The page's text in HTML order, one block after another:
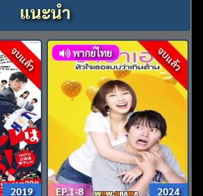
แนะนำ
จบแล้ว
2019
จบแล้ว
พากย์ไทย
EP.1-8 2024